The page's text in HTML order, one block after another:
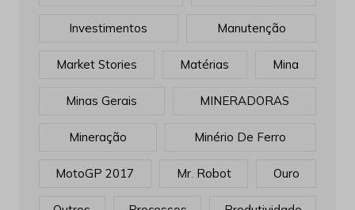
Investimentos Manutenção
Market Stories Matérias Mina
Minas Gerais MINERADORAS
Mineração Minério De Ferro
MotoGP 2017 Mr. Robot Ouro